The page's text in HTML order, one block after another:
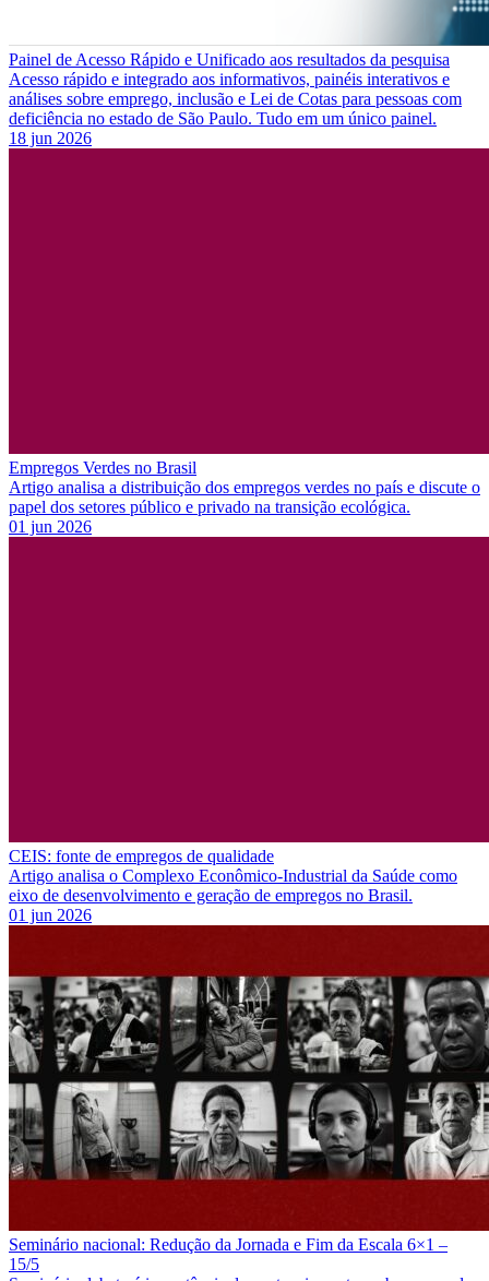
Painel de Acesso Rápido e Unificado aos resultados da pesquisa
Acesso rápido e integrado aos informativos, painéis interativos e
análises sobre emprego, inclusão e Lei de Cotas para pessoas com
deficiência no estado de São Paulo. Tudo em um único painel.
18 jun 2026
Empregos Verdes no Brasil
Artigo analisa a distribuição dos empregos verdes no país e discute o
papel dos setores público e privado na transição ecológica.
01 jun 2026
CEIS: fonte de empregos de qualidade
Artigo analisa o Complexo Econômico-Industrial da Saúde como
eixo de desenvolvimento e geração de empregos no Brasil.
01 jun 2026
Seminário nacional: Redução da Jornada e Fim da Escala 6×1 –
15/5